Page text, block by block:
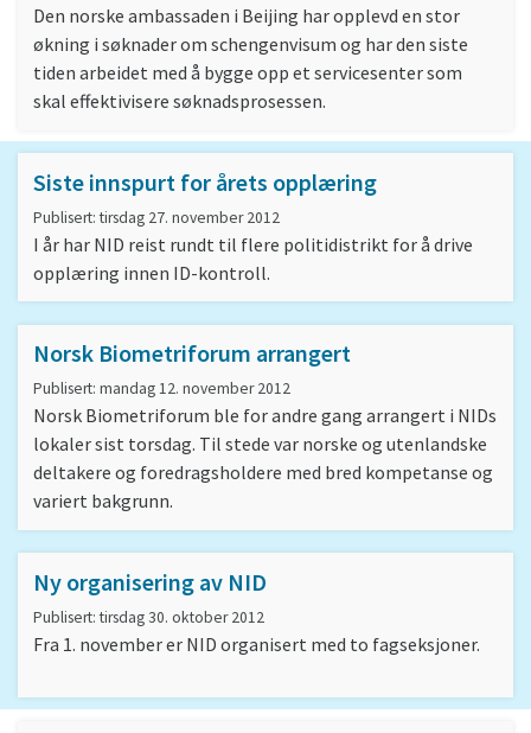
Den norske ambassaden i Beijing har opplevd en stor
økning i søknader om schengenvisum og har den siste
tiden arbeidet med å bygge opp et servicesenter som
skal effektivisere søknadsprosessen.
Siste innspurt for årets opplæring
Publisert: tirsdag 27. november 2012
I år har NID reist rundt til flere politidistrikt for å drive
opplæring innen ID-kontroll.
Norsk Biometriforum arrangert
Publisert: mandag 12. november 2012
Norsk Biometriforum ble for andre gang arrangert i NIDs
lokaler sist torsdag. Til stede var norske og utenlandske
deltakere og foredragsholdere med bred kompetanse og
variert bakgrunn.
Ny organisering av NID
Publisert: tirsdag 30. oktober 2012
Fra 1. november er NID organisert med to fagseksjoner.